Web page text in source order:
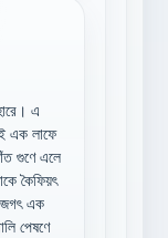
এ
এক লাফে
গুণে এলে
কৈফিয়ৎ
জগৎ এক
পেষণে